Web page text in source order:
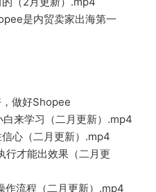
是内贸卖家出海第一
做好Shopee
白来学习（二月更新）.mp4
心（二月更新）.mp4
行才能出效果（二月更
作流程（二月更新）.mp4